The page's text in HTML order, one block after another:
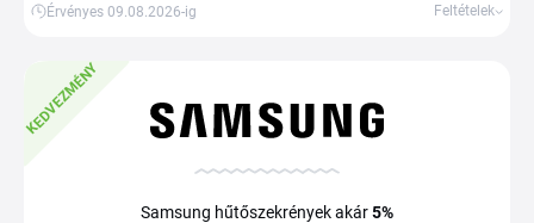
Érvényes 09.08.2026-ig Feltételek
KEDVEZMÉNY
Samsung hűtőszekrények akár5%